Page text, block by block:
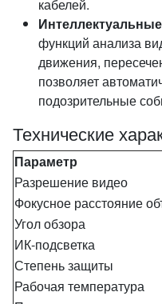
кабелей.
функций анализа
движения,
позволяет
подозрительные
Технические
Параметр
Разрешение видео
Фокусное расстояние
Угол обзора
ИК-подсветка
Степень защиты
Рабочая температура